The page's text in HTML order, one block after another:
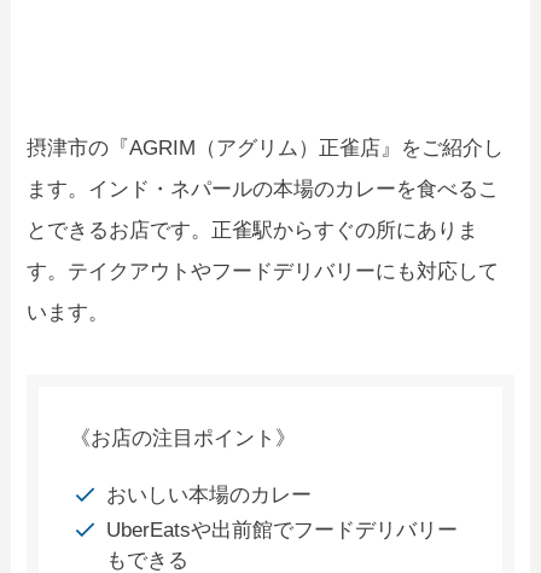
摂津市の『AGRIM（アグリム）正雀店』をご紹介し
ます。インド・ネパールの本場のカレーを食べるこ
とできるお店です。正雀駅からすぐの所にありま
す。テイクアウトやフードデリバリーにも対応して
います。
《お店の注目ポイント》
おいしい本場のカレー
UberEatsや出前館でフードデリバリー
もできる